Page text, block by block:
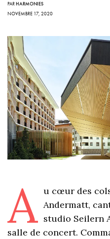
PARHARMONIES
NOVEMBRE 17, 2020
A u cœur des
Andermatt,
studio Seilern
salle de concert.